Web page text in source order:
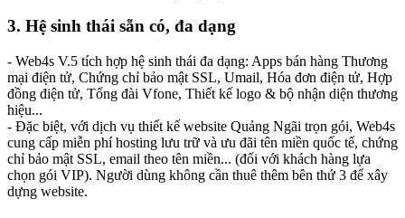
3. Hệ sinh thái sẵn có, đa dạng
- Web4s V.5 tích hợp hệ sinh thái đa dạng: Apps bán hàng Thương
mại điện tử, Chứng chỉ bảo mật SSL, Umail, Hóa đơn điện tử, Hợp
đồng điện tử, Tổng đài Vfone, Thiết kế logo & bộ nhận diện thương
hiệu...
- Đặc biệt, với dịch vụ thiết kế website Quảng Ngãi trọn gói, Web4s
cung cấp miễn phí hosting lưu trữ và ưu đãi tên miền quốc tế, chứng
chỉ bảo mật SSL, email theo tên miền... (đối với khách hàng lựa
chọn gói VIP). Người dùng không cần thuê thêm bên thứ 3 để xây
dựng website.